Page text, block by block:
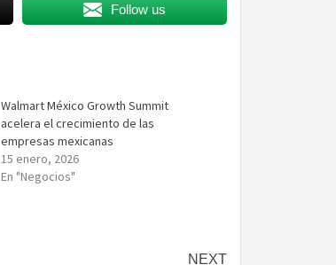
Follow us
Walmart México Growth Summit
acelera el crecimiento de las
empresas mexicanas
15 enero, 2026
En "Negocios"
NEXT